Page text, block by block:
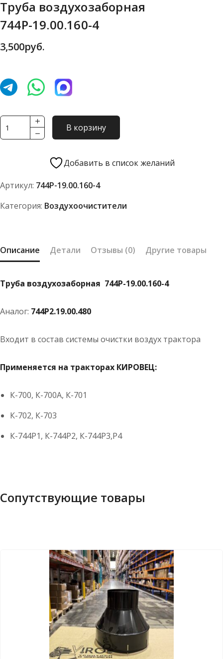
Труба воздухозаборная
744Р-19.00.160-4
3,500руб.
Количество
товара
воздухозаборная
4
В корзину
Добавить в список желаний
Артикул: 744Р-19.00.160-4
Категория: Воздухоочистители
Описание Детали Отзывы (0) Другие товары
Труба воздухозаборная 744Р-19.00.160-4
Аналог: 744Р2.19.00.480
Входит в состав системы очистки воздух трактора
Применяется на тракторах КИРОВЕЦ:
К-700, К-700А, К-701
К-702, К-703
К-744Р1, К-744Р2, К-744Р3,Р4
Сопутствующие товары